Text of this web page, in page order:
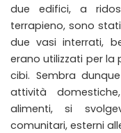
due edifici, a
terrapieno, sono
due vasi interrati,
erano utilizzati per la
cibi. Sembra
attività
alimenti, si
comunitari, esterni